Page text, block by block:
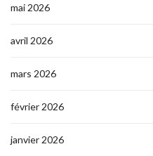
mai 2026
avril 2026
mars 2026
février 2026
janvier 2026